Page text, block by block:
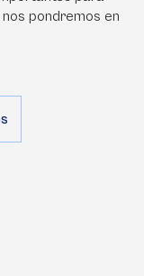
pondremos en